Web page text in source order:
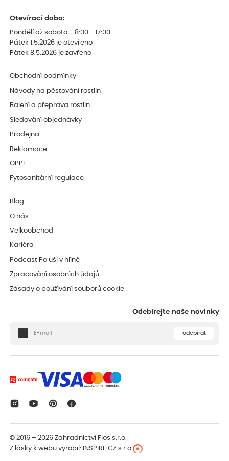
Otevírací doba:
Pondělí až sobota - 8:00 - 17:00
Pátek 1.5.2026 je otevřeno
Pátek 8.5.2026 je zavřeno
Obchodní podmínky
Návody na pěstování rostlin
Balení a přeprava rostlin
Sledování objednávky
Prodejna
Reklamace
OPPI
Fytosanitární regulace
Blog
O nás
Velkoobchod
Kariéra
Podcast Po uši v hlíně
Zpracování osobních údajů
Zásady o používání souborů cookie
Odebírejte naše novinky
odebírat
© 2016 – 2026Zahradnictví Flos s.r.o.
Z lásky k webu vyrobil:
INSPIRE CZ s.r.o.